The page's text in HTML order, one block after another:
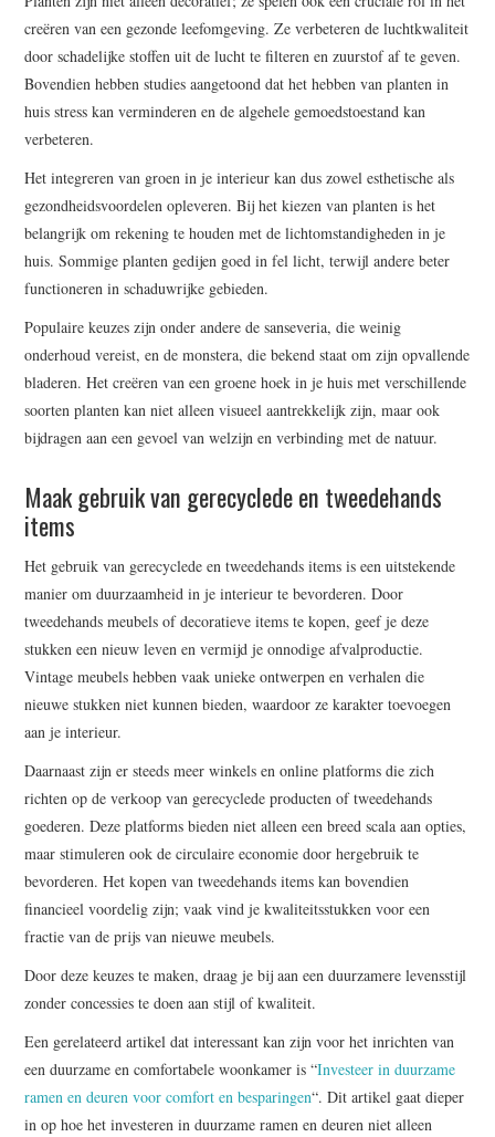
creëren van een gezonde leefomgeving. Ze verbeteren de luchtkwaliteit
door schadelijke stoffen uit de lucht te filteren en zuurstof af te geven.
Bovendien hebben studies aangetoond dat het hebben van planten in
huis stress kan verminderen en de algehele gemoedstoestand kan
verbeteren.
Het integreren van groen in je interieur kan dus zowel esthetische als
gezondheidsvoordelen opleveren. Bij het kiezen van planten is het
belangrijk om rekening te houden met de lichtomstandigheden in je
huis. Sommige planten gedijen goed in fel licht, terwijl andere beter
functioneren in schaduwrijke gebieden.
Populaire keuzes zijn onder andere de sanseveria, die weinig
onderhoud vereist, en de monstera, die bekend staat om zijn opvallende
bladeren. Het creëren van een groene hoek in je huis met verschillende
soorten planten kan niet alleen visueel aantrekkelijk zijn, maar ook
bijdragen aan een gevoel van welzijn en verbinding met de natuur.
Maak gebruik van gerecyclede en tweedehands
items
Het gebruik van gerecyclede en tweedehands items is een uitstekende
manier om duurzaamheid in je interieur te bevorderen. Door
tweedehands meubels of decoratieve items te kopen, geef je deze
stukken een nieuw leven en vermijd je onnodige afvalproductie.
Vintage meubels hebben vaak unieke ontwerpen en verhalen die
nieuwe stukken niet kunnen bieden, waardoor ze karakter toevoegen
aan je interieur.
Daarnaast zijn er steeds meer winkels en online platforms die zich
richten op de verkoop van gerecyclede producten of tweedehands
goederen. Deze platforms bieden niet alleen een breed scala aan opties,
maar stimuleren ook de circulaire economie door hergebruik te
bevorderen. Het kopen van tweedehands items kan bovendien
financieel voordelig zijn; vaak vind je kwaliteitsstukken voor een
fractie van de prijs van nieuwe meubels.
Door deze keuzes te maken, draag je bij aan een duurzamere levensstijl
zonder concessies te doen aan stijl of kwaliteit.
Een gerelateerd artikel dat interessant kan zijn voor het inrichten van
een duurzame en comfortabele woonkamer is “Investeer in duurzame
ramen en deuren voor comfort en besparingen“. Dit artikel gaat dieper
in op hoe het investeren in duurzame ramen en deuren niet alleen